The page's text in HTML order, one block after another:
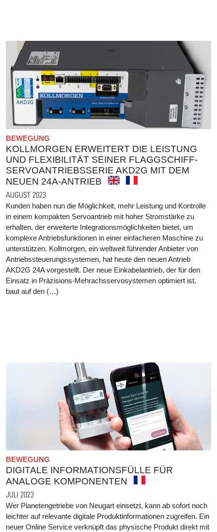
BEWEGUNG
KOLLMORGEN ERWEITERT DIE LEISTUNG
UND FLEXIBILITÄT SEINER FLAGGSCHIFF-
SERVOANTRIEBSSERIE AKD2G MIT DEM
NEUEN 24A-ANTRIEB
AUGUST 2023
Kunden haben nun die Möglichkeit, mehr Leistung und Kontrolle
in einem kompakten Servoantrieb mit hoher Stromstärke zu
erhalten, der erweiterte Integrationsmöglichkeiten bietet, um
komplexe Antriebsfunktionen in einer einfacheren Maschine zu
unterstützen. Kollmorgen, ein weltweit führender Anbieter von
Antriebssteuerungssystemen, hat heute den neuen Antrieb
AKD2G 24A vorgestellt. Der neue Einkabelantrieb, der für den
Einsatz in Präzisions-Mehrachsservosystemen optimiert ist,
baut auf den (…)
BEWEGUNG
DIGITALE INFORMATIONSFÜLLE FÜR
ANALOGE KOMPONENTEN
JULI 2023
Wer Planetengetriebe von Neugart einsetzt, kann ab sofort noch
leichter auf relevante digitale Produktinformationen zugreifen. Ein
neuer Online Service verknüpft das physische Produkt direkt mit